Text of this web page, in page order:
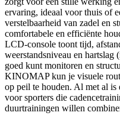
ervaring, ideaal voor thuis of
verstelbaarheid van zadel en
comfortabele en efficiënte
LCD-console toont tijd,
weerstandsniveau en hartslag
goed kunt monitoren en
KINOMAP kun je visuele
op peil te houden. Al met al
voor sporters die
duurtrainingen willen